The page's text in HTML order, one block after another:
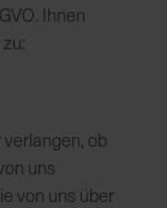
Ihnen
ob
uns
von uns über